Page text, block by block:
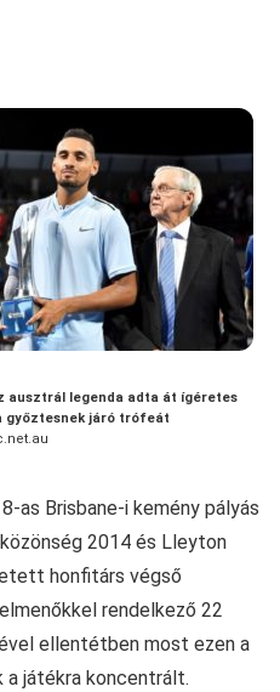
ausztrál legenda adta át ígéretes
győztesnek járó trófeát
as Brisbane-i kemény pályás
2014 és Lleyton
honfitárs végső
rendelkező 22
ellentétben most ezen a
játékra koncentrált.